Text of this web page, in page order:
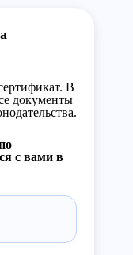
В
документы
с вами в